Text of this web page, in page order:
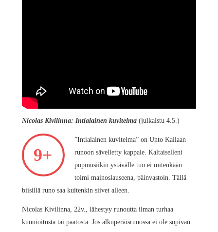
Nicolas Kivilinna: Intialainen kuvitelma (julkaistu 4.5.)
9+
”Intialainen kuvitelma” on Unto Kailaan
runoon sävelletty kappale. Kaltaiselleni
popmusiikin ystävälle tuo ei mitenkään
toimi mainoslauseena, päinvastoin. Tällä
biisillä runo saa kuitenkin siivet alleen.
Nicolas Kivilinna, 22v., lähestyy runoutta ilman turhaa
kunnioitusta tai paatosta. Jos alkuperäisrunossa ei ole sopivan